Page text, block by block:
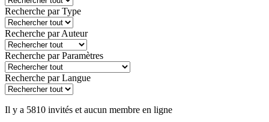
Recherche par Type
Recherche par Auteur
Recherche par Paramètres
Recherche par Langue
Il y a 5810 invités et aucun membre en ligne